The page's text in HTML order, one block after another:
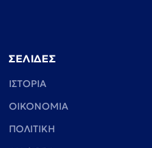
ΣΕΛΙΔΕΣ
ΙΣΤΟΡΙΑ
ΟΙΚΟΝΟΜΙΑ
ΠΟΛΙΤΙΚΗ